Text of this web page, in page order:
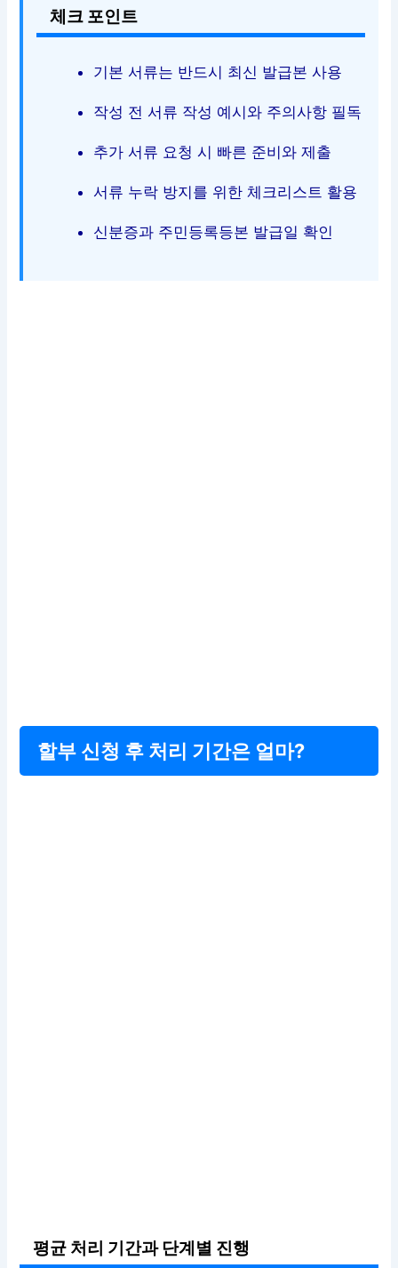
체크 포인트
기본 서류는 반드시 최신 발급본 사용
작성 전 서류 작성 예시와 주의사항 필독
추가 서류 요청 시 빠른 준비와 제출
서류 누락 방지를 위한 체크리스트 활용
신분증과 주민등록등본 발급일 확인
할부 신청 후 처리 기간은 얼마?
평균 처리 기간과 단계별 진행